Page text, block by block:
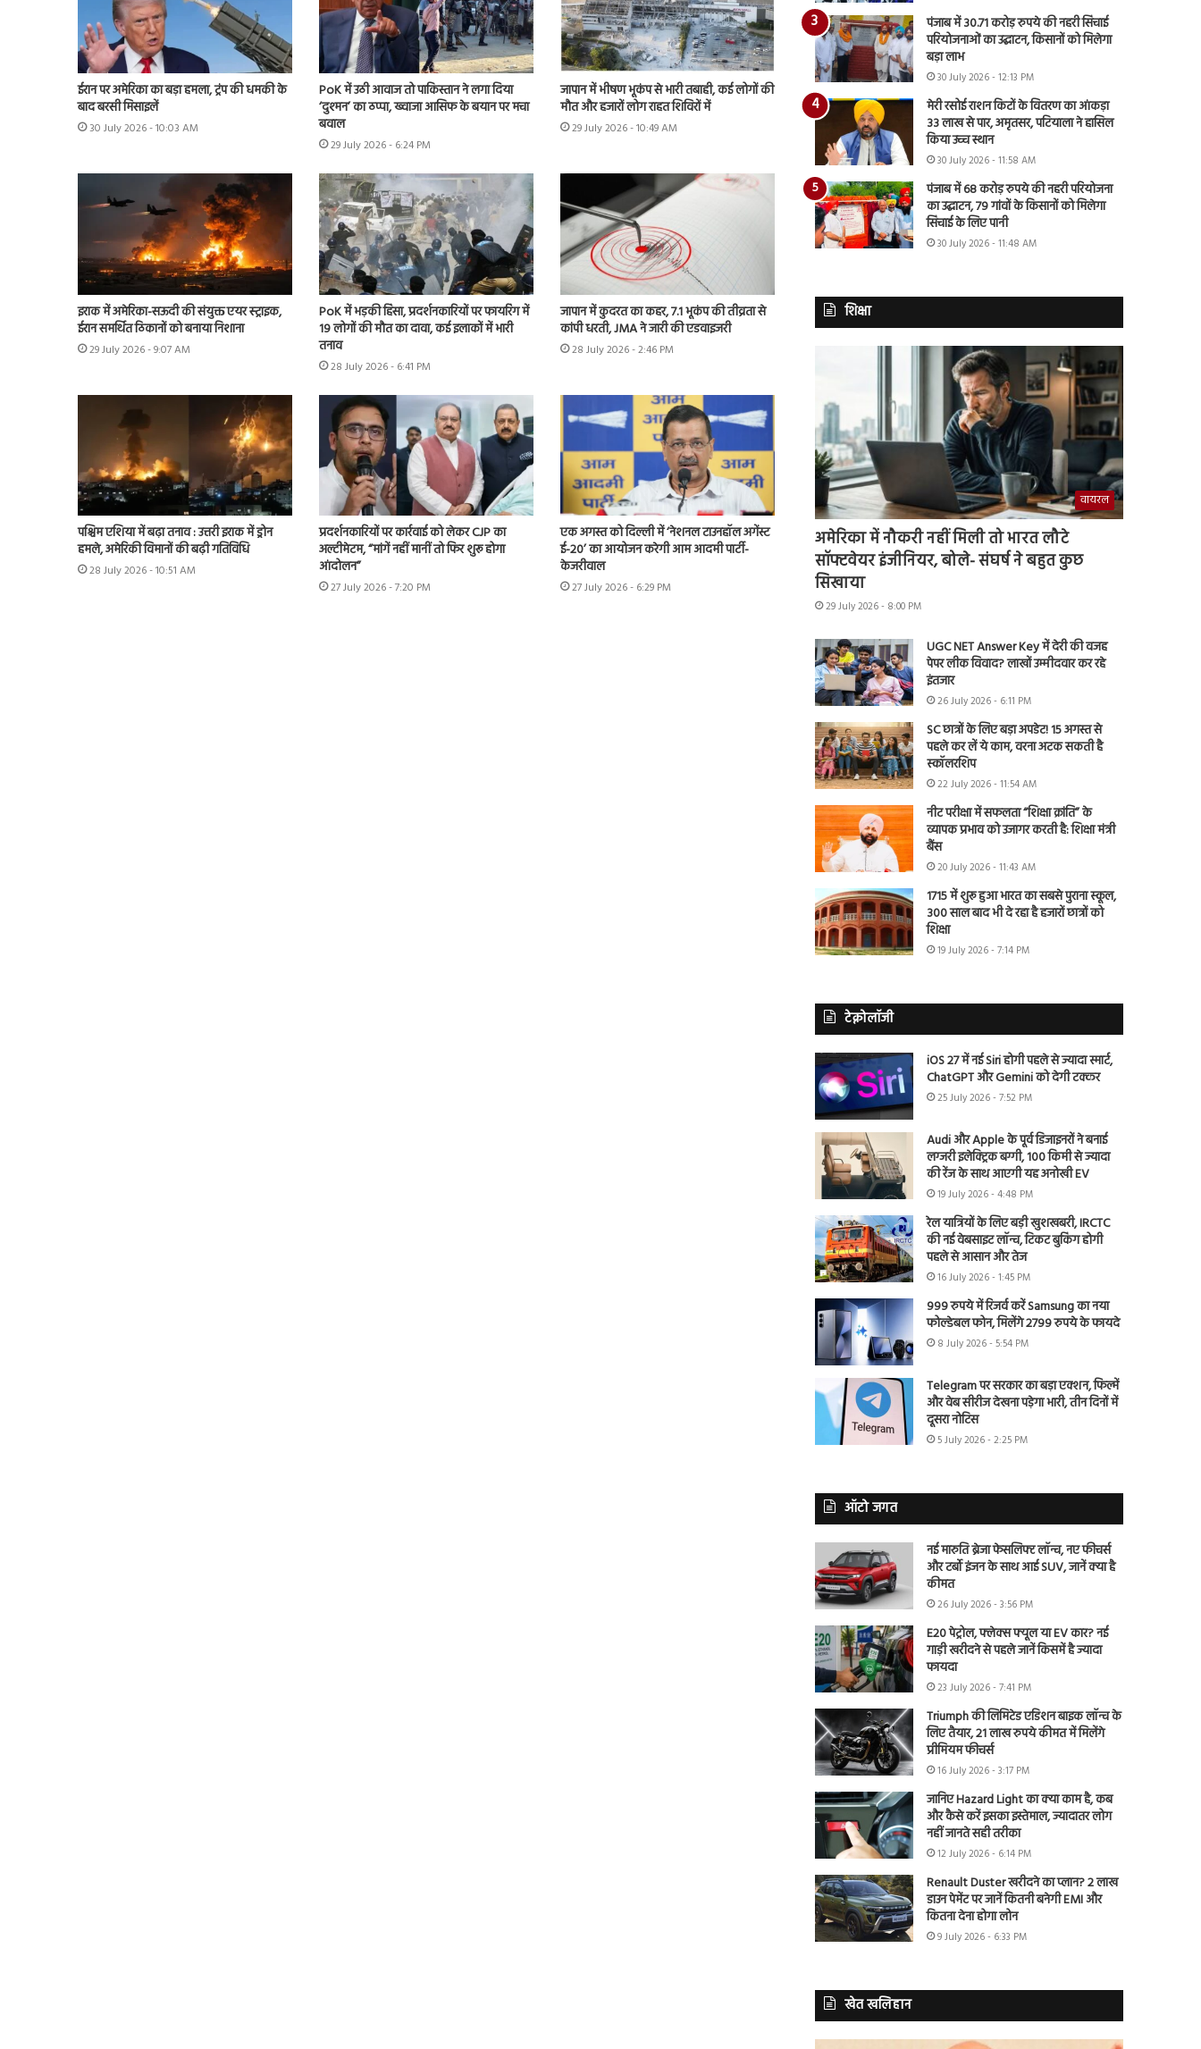
ईरान पर अमेरिका का बड़ा हमला, ट्रंप की धमकी के
बाद बरसी मिसाइलें
30 July 2026 - 10:03 AM
PoK में उठी आवाज तो पाकिस्तान ने लगा दिया
‘दुश्मन’ का ठप्पा, ख्वाजा आसिफ के बयान पर मचा
बवाल
29 July 2026 - 6:24 PM
जापान में भीषण भूकंप से भारी तबाही, कई लोगों की
मौत और हजारों लोग राहत शिविरों में
29 July 2026 - 10:49 AM
इराक में अमेरिका-सऊदी की संयुक्त एयर स्ट्राइक,
ईरान समर्थित ठिकानों को बनाया निशाना
29 July 2026 - 9:07 AM
PoK में भड़की हिंसा, प्रदर्शनकारियों पर फायरिंग में
19 लोगों की मौत का दावा, कई इलाकों में भारी
तनाव
28 July 2026 - 6:41 PM
जापान में कुदरत का कहर, 7.1 भूकंप की तीव्रता से
कांपी धरती, JMA ने जारी की एडवाइजरी
28 July 2026 - 2:46 PM
पश्चिम एशिया में बढ़ा तनाव : उत्तरी इराक में ड्रोन
हमले, अमेरिकी विमानों की बढ़ी गतिविधि
28 July 2026 - 10:51 AM
प्रदर्शनकारियों पर कार्रवाई को लेकर CJP का
अल्टीमेटम, “मांगें नहीं मानीं तो फिर शुरू होगा
आंदोलन”
27 July 2026 - 7:20 PM
एक अगस्त को दिल्ली में ‘नेशनल टाउनहॉल अगेंस्ट
ई-20’ का आयोजन करेगी आम आदमी पार्टी-
केजरीवाल
27 July 2026 - 6:29 PM
पंजाब में 30.71 करोड़ रुपये की नहरी सिंचाई
परियोजनाओं का उद्घाटन, किसानों को मिलेगा
बड़ा लाभ
30 July 2026 - 12:13 PM
मेरी रसोई राशन किटों के वितरण का आंकड़ा
33 लाख से पार, अमृतसर, पटियाला ने हासिल
किया उच्च स्थान
30 July 2026 - 11:58 AM
पंजाब में 68 करोड़ रुपये की नहरी परियोजना
का उद्घाटन, 79 गांवों के किसानों को मिलेगा
सिंचाई के लिए पानी
30 July 2026 - 11:48 AM
शिक्षा
वायरल
अमेरिका में नौकरी नहीं मिली तो भारत लौटे
सॉफ्टवेयर इंजीनियर, बोले- संघर्ष ने बहुत कुछ
सिखाया
29 July 2026 - 8:00 PM
UGC NET Answer Key में देरी की वजह
पेपर लीक विवाद? लाखों उम्मीदवार कर रहे
इंतजार
26 July 2026 - 6:11 PM
SC छात्रों के लिए बड़ा अपडेट! 15 अगस्त से
पहले कर लें ये काम, वरना अटक सकती है
स्कॉलरशिप
22 July 2026 - 11:54 AM
नीट परीक्षा में सफलता “शिक्षा क्रांति” के
व्यापक प्रभाव को उजागर करती है: शिक्षा मंत्री
बैंस
20 July 2026 - 11:43 AM
1715 में शुरू हुआ भारत का सबसे पुराना स्कूल,
300 साल बाद भी दे रहा है हजारों छात्रों को
शिक्षा
19 July 2026 - 7:14 PM
टेक्नोलॉजी
iOS 27 में नई Siri होगी पहले से ज्यादा स्मार्ट,
ChatGPT और Gemini को देगी टक्कर
25 July 2026 - 7:52 PM
Audi और Apple के पूर्व डिजाइनरों ने बनाई
लग्जरी इलेक्ट्रिक बग्गी, 100 किमी से ज्यादा
की रेंज के साथ आएगी यह अनोखी EV
19 July 2026 - 4:48 PM
रेल यात्रियों के लिए बड़ी खुशखबरी, IRCTC
की नई वेबसाइट लॉन्च, टिकट बुकिंग होगी
पहले से आसान और तेज
16 July 2026 - 1:45 PM
999 रुपये में रिजर्व करें Samsung का नया
फोल्डेबल फोन, मिलेंगे 2799 रुपये के फायदे
8 July 2026 - 5:54 PM
Telegram पर सरकार का बड़ा एक्शन, फिल्में
और वेब सीरीज देखना पड़ेगा भारी, तीन दिनों में
दूसरा नोटिस
5 July 2026 - 2:25 PM
ऑटो जगत
नई मारुति ब्रेजा फेसलिफ्ट लॉन्च, नए फीचर्स
और टर्बो इंजन के साथ आई SUV, जानें क्या है
कीमत
26 July 2026 - 3:56 PM
E20 पेट्रोल, फ्लेक्स फ्यूल या EV कार? नई
गाड़ी खरीदने से पहले जानें किसमें है ज्यादा
फायदा
23 July 2026 - 7:41 PM
Triumph की लिमिटेड एडिशन बाइक लॉन्च के
लिए तैयार, 21 लाख रुपये कीमत में मिलेंगे
प्रीमियम फीचर्स
16 July 2026 - 3:17 PM
जानिए Hazard Light का क्या काम है, कब
और कैसे करें इसका इस्तेमाल, ज्यादातर लोग
नहीं जानते सही तरीका
12 July 2026 - 6:14 PM
Renault Duster खरीदने का प्लान? 2 लाख
डाउन पेमेंट पर जानें कितनी बनेगी EMI और
कितना देना होगा लोन
9 July 2026 - 6:33 PM
खेत खलिहान